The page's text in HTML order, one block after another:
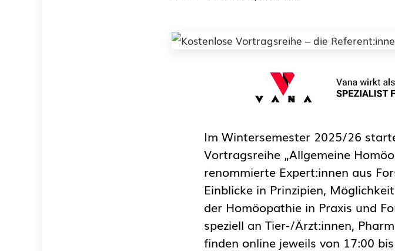
Im Wintersemester 2025/26
Vortragsreihe „Allgemeine
renommierte Expert:innen aus
Einblicke in Prinzipien,
der Homöopathie in Praxis und
speziell an Tier-/Ärzt:innen,
finden online jeweils von 17:00